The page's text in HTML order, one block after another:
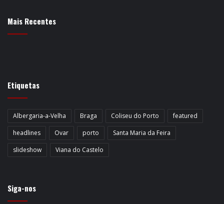
Mais Recentes
Etiquetas
Albergaria-a-Velha Braga Coliseu do Porto
featured
headlines
Ovar porto
Santa Maria da Feira
slideshow
Viana do Castelo
Siga-nos